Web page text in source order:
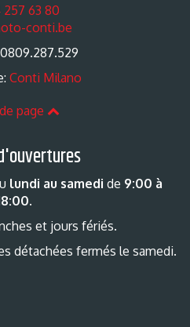
257 63 80
conti.be
0809.287.529
Conti Milano
page
lundi au samedi de 9:00 à
.
et jours fériés.
détachées fermés le samedi.